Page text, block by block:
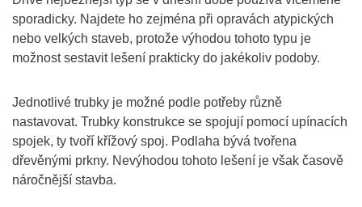
sporadicky. Najdete ho zejména při opravách atypických
nebo velkých staveb, protože výhodou tohoto typu je
možnost sestavit lešení prakticky do jakékoliv podoby.
Jednotlivé trubky je možné podle potřeby různě
nastavovat. Trubky konstrukce se spojují pomocí upínacích
spojek, ty tvoří křížový spoj. Podlaha bývá tvořena
dřevěnými prkny. Nevýhodou tohoto lešení je však časově
náročnější stavba.